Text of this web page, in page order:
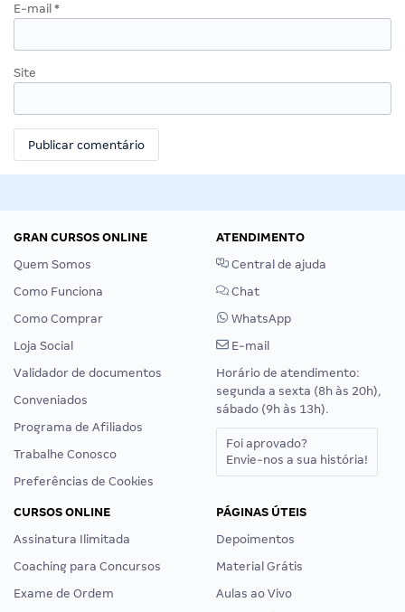
E-mail *
Site
GRAN CURSOS ONLINE
Quem Somos
Como Funciona
Como Comprar
Loja Social
Validador de documentos
Conveniados
Programa de Afiliados
Trabalhe Conosco
Preferências de Cookies
ATENDIMENTO
Central de ajuda
Chat
WhatsApp
E-mail
Horário de atendimento:
segunda a sexta (8h às 20h),
sábado (9h às 13h).
Foi aprovado?
Envie-nos a sua história!
CURSOS ONLINE
Assinatura Ilimitada
Coaching para Concursos
Exame de Ordem
PÁGINAS ÚTEIS
Depoimentos
Material Grátis
Aulas ao Vivo